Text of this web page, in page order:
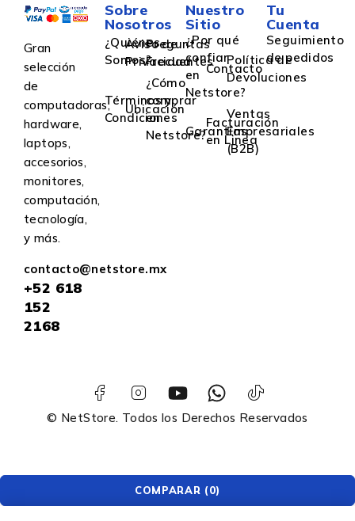
Gran
selección
de
computadoras,
hardware,
laptops,
accesorios,
monitores,
computación,
tecnología,
y más.
contacto@netstore.mx
+52 618
152
2168
Sobre
Nosotros
¿Quiénes
Somos?
Aviso de
Privacidad
Preguntas
Frecuentes
Términos y
Condiciones
Ubicación
¿Cómo
comprar
en
Netstore?
Nuestro
Sitio
¿Por qué
confiar
en
Netstore?
Contacto
Política de
Devoluciones
Garantías
Facturación
en Linea
Ventas
Empresariales
(B2B)
Tu
Cuenta
Seguimiento
de pedidos
© NetStore. Todos los Derechos Reservados
COMPARAR (0)